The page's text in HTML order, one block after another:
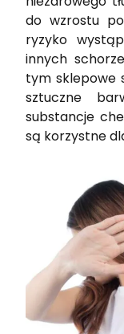
do wzrostu
ryzyko
innych
tym sklepowe
sztuczne
substancje
są korzystne